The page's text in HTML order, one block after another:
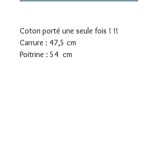
Coton porté une seule fois ! !!
Carrure : 47,5 cm
Poitrine : 54 cm